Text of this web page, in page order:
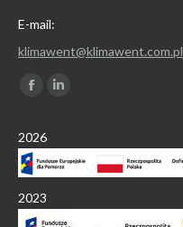
E-mail:
klimawent@klimawent.com.pl
Znajdź nas na:
Facebook
opens
in
window
in
window
2026
2023